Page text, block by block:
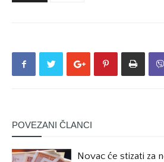
POVEZANI ČLANCI
Novac će stizati za